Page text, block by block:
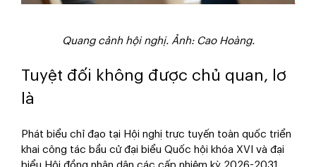
Quang cảnh hội nghị. Ảnh: Cao Hoàng.
Tuyệt đối không được chủ quan, lơ
là
Phát biểu chỉ đạo tại Hội nghị trực tuyến toàn quốc triển
khai công tác bầu cử đại biểu Quốc hội khóa XVI và đại